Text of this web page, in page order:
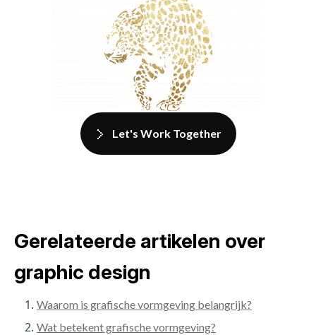
Let's Work Together
Gerelateerde artikelen over
graphic design
Waarom is grafische vormgeving belangrijk?
Wat betekent grafische vormgeving?